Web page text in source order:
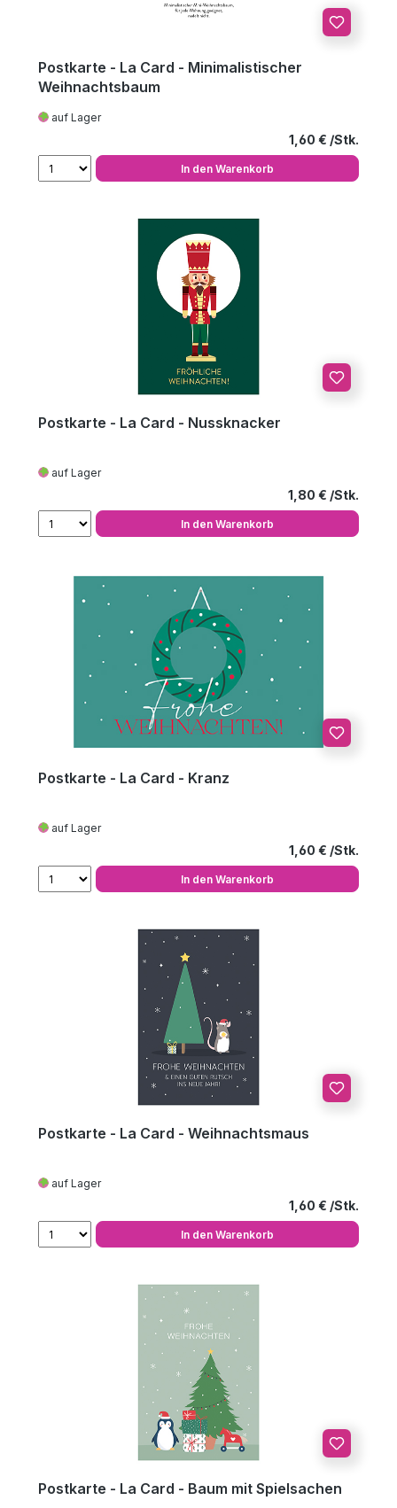
Postkarte - La Card - Minimalistischer
Weihnachtsbaum
auf Lager
Regulärer
1,60 €
In den Warenkorb
Postkarte - La Card - Nussknacker
auf Lager
Regulärer
1,80 €
In den Warenkorb
Postkarte - La Card - Kranz
auf Lager
Regulärer
1,60 €
In den Warenkorb
Postkarte - La Card - Weihnachtsmaus
auf Lager
Regulärer
1,60 €
In den Warenkorb
Postkarte - La Card - Baum mit Spielsachen